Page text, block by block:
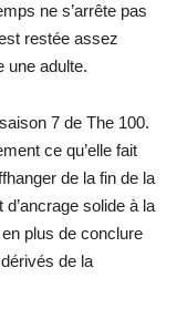
ne s’arrête pas
restée assez
une adulte.
7 de The 100.
ce qu’elle fait
de la fin de la
solide à la
plus de conclure
de la